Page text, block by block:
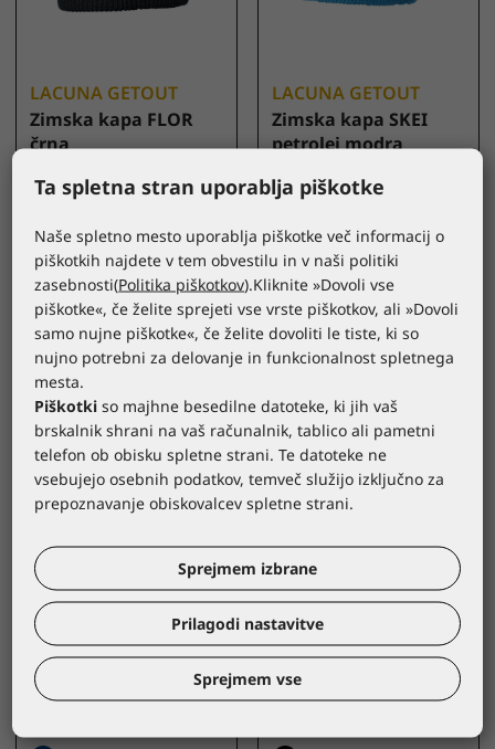
LACUNA GETOUT
Zimska kapa FLOR
črna
*kataloška cena
4,90 €
LACUNA GETOUT
Zimska kapa SKEI
petrolej modra
*kataloška cena
4,20 €
COVERGUARD
Jakna LUG navy
5LUG12000L
*kataloška cena
COVERGUARD
Softshell jakna
BANJO
5BAN01000L
*kataloška cena
Ta spletna stran uporablja piškotke
Naše spletno mesto uporablja piškotke več informacij o
piškotkih najdete v tem obvestilu in v naši politiki
zasebnosti(Politika piškotkov).Kliknite »Dovoli vse
piškotke«, če želite sprejeti vse vrste piškotkov, ali »Dovoli
samo nujne piškotke«, če želite dovoliti le tiste, ki so
nujno potrebni za delovanje in funkcionalnost spletnega
mesta.
Piškotki so majhne besedilne datoteke, ki jih vaš
brskalnik shrani na vaš računalnik, tablico ali pametni
telefon ob obisku spletne strani. Te datoteke ne
vsebujejo osebnih podatkov, temveč služijo izključno za
prepoznavanje obiskovalcev spletne strani.
Sprejmem izbrane
Prilagodi nastavitve
Sprejmem vse